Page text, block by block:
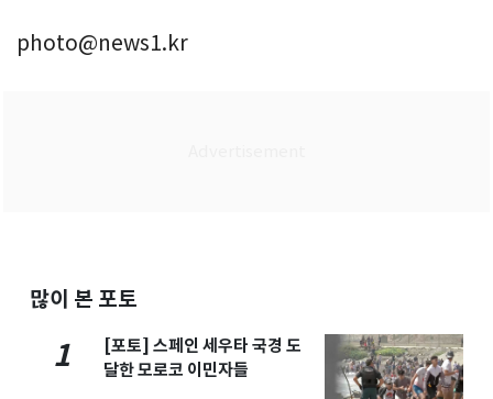
photo@news1.kr
많이 본 포토
1
[포토] 스페인 세우타 국경 도
달한 모로코 이민자들